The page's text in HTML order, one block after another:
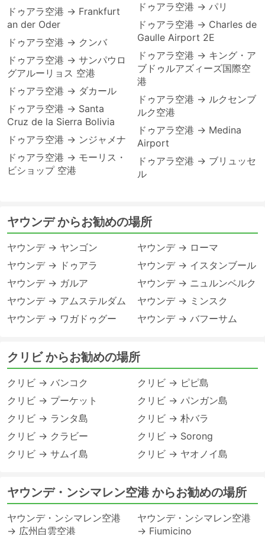
ドゥアラ空港 → Frankfurt
an der Oder
ドゥアラ空港 → クンバ
ドゥアラ空港 → サンパウロ
グアルーリョス 空港
ドゥアラ空港 → ダカール
ドゥアラ空港 → Santa
Cruz de la Sierra Bolivia
ドゥアラ空港 → ンジャメナ
ドゥアラ空港 → モーリス・
ビショップ 空港
ドゥアラ空港 → パリ
ドゥアラ空港 → Charles de
Gaulle Airport 2E
ドゥアラ空港 → キング・ア
ブドゥルアズィーズ国際空
港
ドゥアラ空港 → ルクセンブ
ルク空港
ドゥアラ空港 → Medina
Airport
ドゥアラ空港 → ブリュッセ
ル
ヤウンデ からお勧めの場所
ヤウンデ → ヤンゴン
ヤウンデ → ドゥアラ
ヤウンデ → ガルア
ヤウンデ → アムステルダム
ヤウンデ → ワガドゥグー
ヤウンデ → ローマ
ヤウンデ → イスタンブール
ヤウンデ → ニュルンベルク
ヤウンデ → ミンスク
ヤウンデ → バフーサム
クリビ からお勧めの場所
クリビ → バンコク
クリビ → プーケット
クリビ → ランタ島
クリビ → クラビー
クリビ → サムイ島
クリビ → ピピ島
クリビ → パンガン島
クリビ → 朴バラ
クリビ → Sorong
クリビ → ヤオノイ島
ヤウンデ・ンシマレン空港 からお勧めの場所
ヤウンデ・ンシマレン空港
→ 広州白雲空港
ヤウンデ・ンシマレン空港
→ Fiumicino